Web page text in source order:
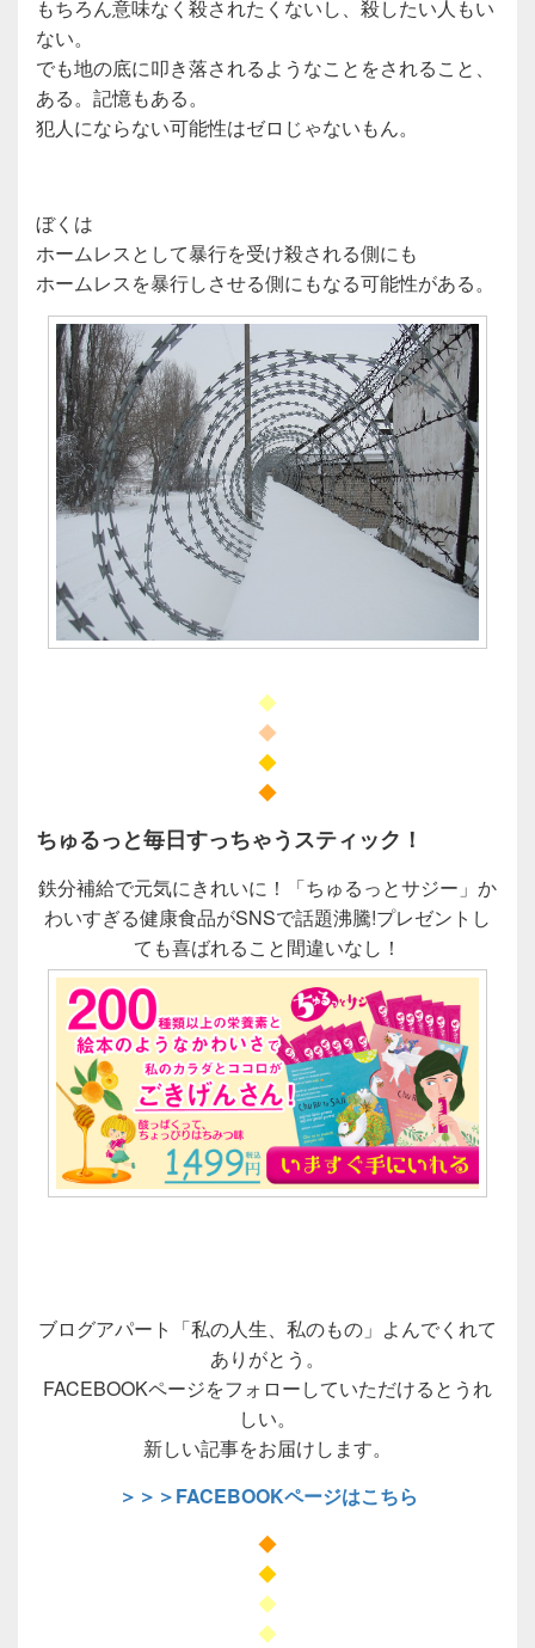
もちろん意味なく殺されたくないし、殺したい人もい
ない。
でも地の底に叩き落されるようなことをされること、
ある。記憶もある。
犯人にならない可能性はゼロじゃないもん。
ぼくは
ホームレスとして暴行を受け殺される側にも
ホームレスを暴行しさせる側にもなる可能性がある。
◆
◆
◆
◆
ちゅるっと毎日すっちゃうスティック！
鉄分補給で元気にきれいに！「ちゅるっとサジー」か
わいすぎる健康食品がSNSで話題沸騰!プレゼントし
ても喜ばれること間違いなし！
ブログアパート「私の人生、私のもの」よんでくれて
ありがとう。
FACEBOOKページをフォローしていただけるとうれ
しい。
新しい記事をお届けします。
＞＞＞FACEBOOKページはこちら
◆
◆
◆
◆